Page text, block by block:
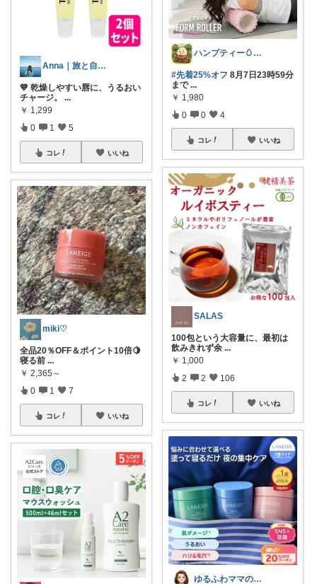
Anna｜旅と自分磨き
💙 乾燥しやすい唇に、うるおい
チャージ。 ...
￥ 1,299
0 1 5
コレ いいね
miki♡
全品20％OFF＆ポイント10倍🍋
寝る前 ...
￥ 2,365～
0 1 7
コレ いいね
ハンプティー🥚｜タイパ便利グッズ
#先着25%オフ 8月7日23時59分
まで ...
￥ 1,980
0 0 4
コレ いいね
SALAS
100包という大容量に、最初は
飲みきれず余 ...
￥ 1,000
2 2 106
コレ いいね
ゆるふわママのアップデートLife